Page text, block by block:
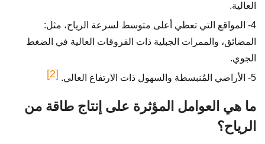
العالية.
4- المواقع التي تعطي أعلى متوسط لسرعة الرياح، مثل:
المضائق، والممرات الجبلية ذات الفروقات العالية في الضغط
الجوي.
5- الأراضي المُنبسطة والسهول ذات الارتفاع العالي.
[2]
ما هي العوامل المؤثرة على إنتاج طاقة من
الرياح؟